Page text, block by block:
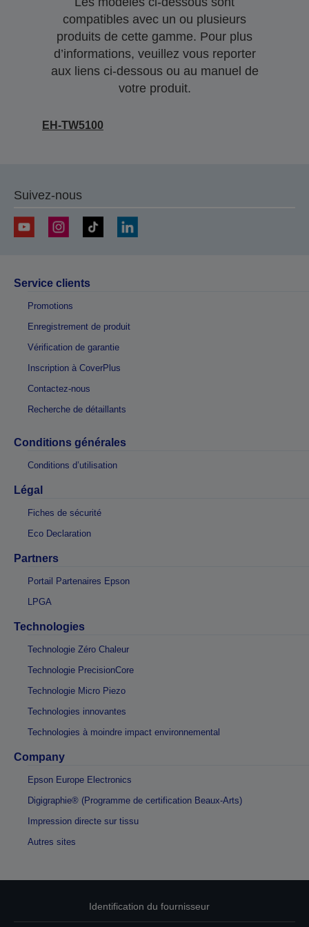
compatibles avec un ou plusieurs
produits de cette gamme. Pour plus
d’informations, veuillez vous reporter
aux liens ci-dessous ou au manuel de
votre produit.
EH-TW5100
Suivez-nous
Service clients
Promotions
Enregistrement de produit
Vérification de garantie
Inscription à CoverPlus
Contactez-nous
Recherche de détaillants
Conditions générales
Conditions d’utilisation
Légal
Fiches de sécurité
Eco Declaration
Partners
Portail Partenaires Epson
LPGA
Technologies
Technologie Zéro Chaleur
Technologie PrecisionCore
Technologie Micro Piezo
Technologies innovantes
Technologies à moindre impact environnemental
Company
Epson Europe Electronics
Digigraphie® (Programme de certification Beaux-Arts)
Impression directe sur tissu
Autres sites
Identification du fournisseur